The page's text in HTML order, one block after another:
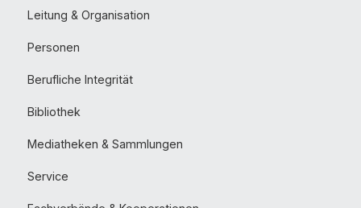
Leitung & Organisation
Personen
Berufliche Integrität
Bibliothek
Mediatheken & Sammlungen
Service